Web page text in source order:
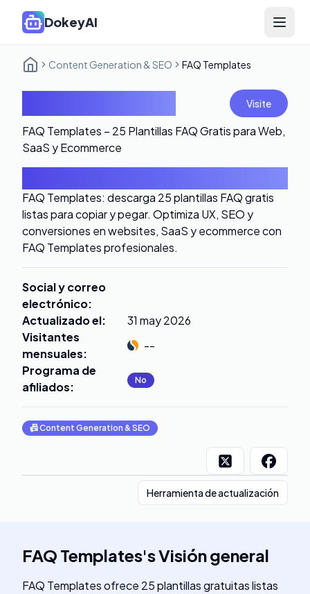
DokeyAI Open
Content Generation & SEO FAQ Templates
Visite
FAQ Templates – 25 Plantillas FAQ Gratis para Web,
SaaS y Ecommerce
FAQ Templates: descarga 25 plantillas FAQ gratis
listas para copiar y pegar. Optimiza UX, SEO y
conversiones en websites, SaaS y ecommerce con
FAQ Templates profesionales.
Social y correo
electrónico:
Actualizado el:
31 may 2026
Visitantes
mensuales:
--
Programa de
afiliados: No
📠Content Generation & SEO
Herramienta de actualización
FAQ Templates'sVisión general
FAQ Templates ofrece 25 plantillas gratuitas listas